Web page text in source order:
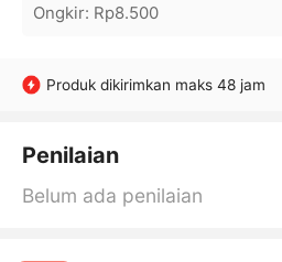
Ongkir: Rp8.500
Produk dikirimkan maks 48 jam
Penilaian
Belum ada penilaian